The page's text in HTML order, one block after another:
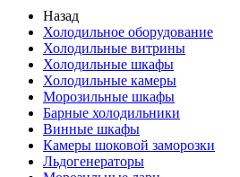
Назад
Холодильное оборудование
Холодильные витрины
Холодильные шкафы
Холодильные камеры
Морозильные шкафы
Барные холодильники
Винные шкафы
Камеры шоковой заморозки
Льдогенераторы